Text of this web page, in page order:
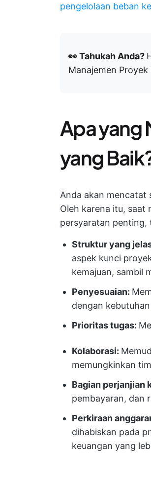
pengelolaan beban
👀 Tahukah Anda?
Manajemen
Apa yang
yang
Anda akan mencatat
Oleh karena itu, saat
persyaratan penting,
Struktur yang
aspek kunci
kemajuan, sambil
Penyesuaian:
dengan
Prioritas tugas:
Kolaborasi:
memungkinkan
Bagian perjanjian
pembayaran, dan
Perkiraan
dihabiskan pada
keuangan yang